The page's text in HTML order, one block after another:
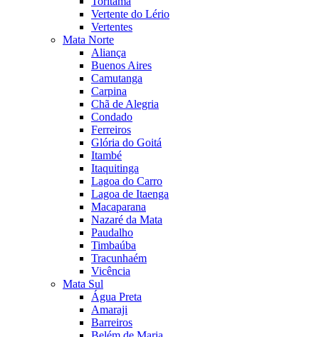
Vertente do Lério
Vertentes
Mata Norte
Aliança
Buenos Aires
Camutanga
Carpina
Chã de Alegria
Condado
Ferreiros
Glória do Goitá
Itambé
Itaquitinga
Lagoa do Carro
Lagoa de Itaenga
Macaparana
Nazaré da Mata
Paudalho
Timbaúba
Tracunhaém
Vicência
Mata Sul
Água Preta
Amaraji
Barreiros